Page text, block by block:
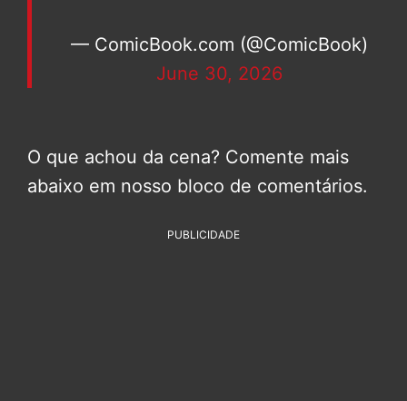
— ComicBook.com (@ComicBook)
June 30, 2026
O que achou da cena? Comente mais
abaixo em nosso bloco de comentários.
PUBLICIDADE